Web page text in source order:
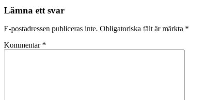
Lämna ett svar
E-postadressen publiceras inte. Obligatoriska fält är märkta *
Kommentar *